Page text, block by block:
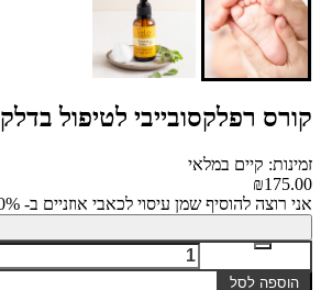
קורס רפלקסובייבי לטיפול
זמינות: קיים במלאי
₪175.00
אני רוצה להוסיף שמן עיסוי לכאבי אוזניים ב- 10% הנחה!
הוספה לסל